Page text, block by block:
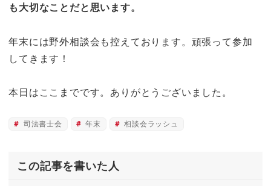
も大切なことだと思います。
年末には野外相談会も控えております。頑張って参加
してきます！
本日はここまでです。ありがとうございました。
司法書士会 年末 相談会ラッシュ
この記事を書いた人